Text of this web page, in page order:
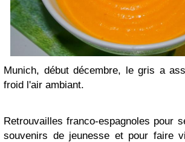
Munich, début décembre, le gris a
froid l'air ambiant.
Retrouvailles franco-espagnoles pour
souvenirs de jeunesse et pour faire